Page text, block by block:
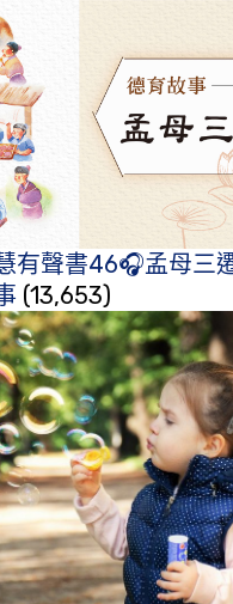
有聲書46🎧孟母三
(13,653)